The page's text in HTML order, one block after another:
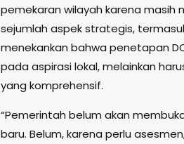
pemekaran wilayah karena masih
sejumlah aspek strategis,
menekankan bahwa penetapan
pada aspirasi lokal, melainkan
yang komprehensif.
“Pemerintah belum akan
baru. Belum, karena perlu